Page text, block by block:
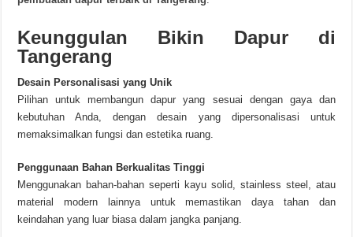
Keunggulan Bikin Dapur di
Tangerang
Desain Personalisasi yang Unik
Pilihan untuk membangun dapur yang sesuai dengan gaya dan
kebutuhan Anda, dengan desain yang dipersonalisasi untuk
memaksimalkan fungsi dan estetika ruang.
Penggunaan Bahan Berkualitas Tinggi
Menggunakan bahan-bahan seperti kayu solid, stainless steel, atau
material modern lainnya untuk memastikan daya tahan dan
keindahan yang luar biasa dalam jangka panjang.